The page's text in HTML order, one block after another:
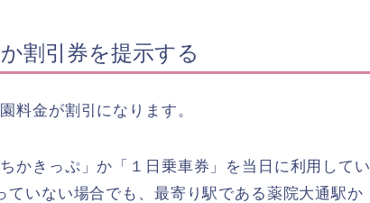
割引券を提示する
料金が割引になります。
かきっぷ」か「１日乗車券」を当日に利用してい
ていない場合でも、最寄り駅である薬院大通駅か